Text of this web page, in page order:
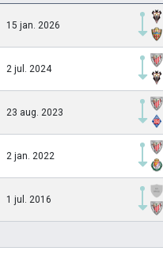
15 jan. 2026
2 jul. 2024
23 aug. 2023
2 jan. 2022
1 jul. 2016